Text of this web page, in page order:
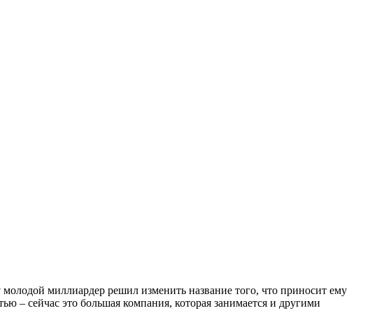
миллиардер решил изменить название того, что приносит ему
– сейчас это большая компания, которая занимается и другими